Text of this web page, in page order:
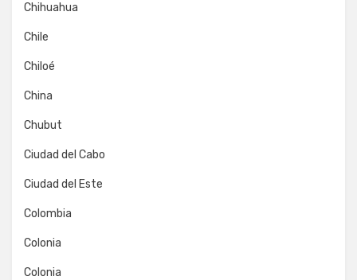
Chihuahua
Chile
Chiloé
China
Chubut
Ciudad del Cabo
Ciudad del Este
Colombia
Colonia
Colonia